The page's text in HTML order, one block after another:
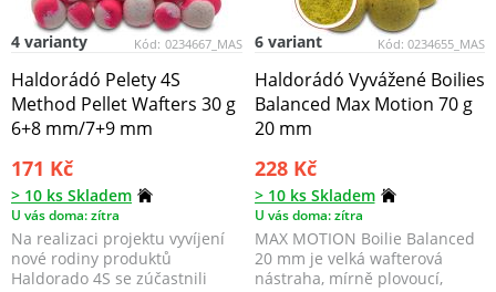
Kód: 0234667_MAS
4 varianty
Haldorádó Pelety 4S
Method Pellet Wafters 30 g
6+8 mm/7+9 mm
171 Kč
> 10 ks Skladem
U vás doma: zítra
Na realizaci projektu vyvíjení
nové rodiny produktů
Haldorado 4S se zúčastnili
Kód: 0234655_MAS
6 variant
Haldorádó Vyvážené Boilies
Balanced Max Motion 70 g
20 mm
228 Kč
> 10 ks Skladem
U vás doma: zítra
MAX MOTION Boilie Balanced
20 mm je velká wafterová
nástraha, mírně plovoucí,